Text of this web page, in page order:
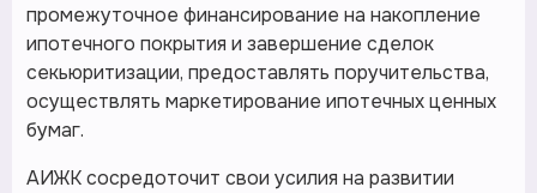
промежуточное финансирование на накопление
ипотечного покрытия и завершение сделок
секьюритизации, предоставлять поручительства,
осуществлять маркетирование ипотечных ценных
бумаг.
АИЖК сосредоточит свои усилия на развитии